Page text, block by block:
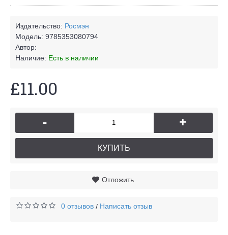
Издательство: Росмэн
Модель: 9785353080794
Автор:
Наличие: Есть в наличии
£11.00
- +
КУПИТЬ
Отложить
0 отзывов / Написать отзыв